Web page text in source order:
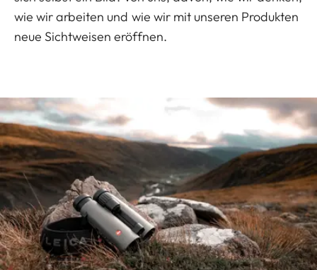
wie wir arbeiten und wie wir mit unseren Produkten
neue Sichtweisen eröffnen.